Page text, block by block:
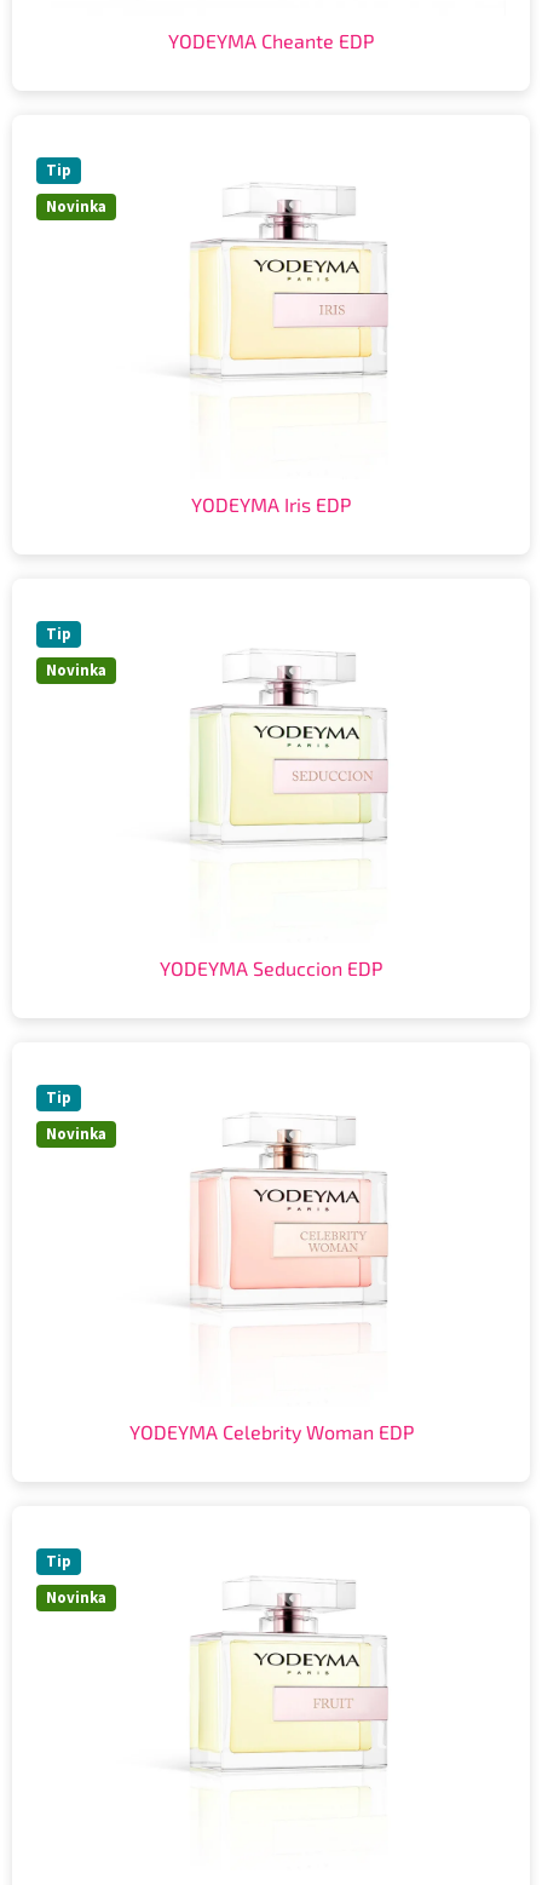
YODEYMA Cheante EDP
Novinka
Tip
YODEYMA Iris EDP
Novinka
Tip
YODEYMA Seduccion EDP
Novinka
Tip
YODEYMA Celebrity Woman EDP
Novinka
Tip